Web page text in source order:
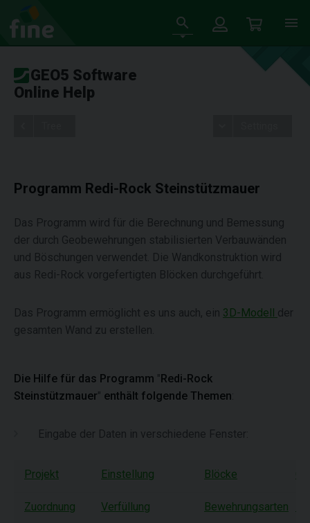
GEO5 Software
Online Help
Programm Redi-Rock Steinstützmauer
Das Programm wird für die Berechnung und Bemessung
der durch Geobewehrungen stabilisierten Verbauwänden
und Böschungen verwendet. Die Wandkonstruktion wird
aus Redi-Rock vorgefertigten Blöcken durchgeführt.
Das Programm ermöglicht es uns auch, ein 3D-Modell der
gesamten Wand zu erstellen.
Die Hilfe für das Programm "Redi-Rock
Steinstützmauer" enthält folgende Themen
Eingabe der Daten in verschiedene Fenster:
Projekt Einstellung Blöcke
Zuordnung Verfüllung Bewehrungsarten